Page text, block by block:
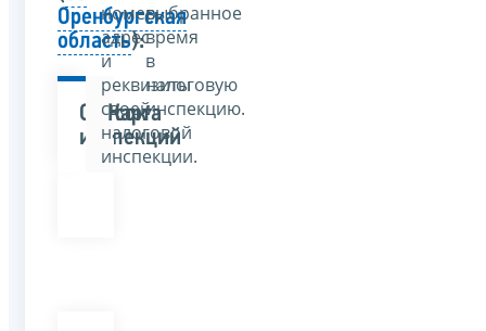
номер,
адрес
и
реквизиты
своей
налоговой
инспекции.
выбранное
время
в
налоговую
инспекцию.
Оренбургская
область):
Список
инспекций
Карта